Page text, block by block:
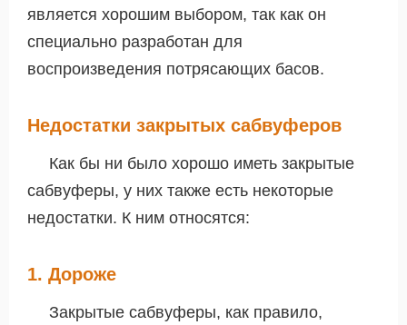
является хорошим выбором, так как он
специально разработан для
воспроизведения потрясающих басов.
Недостатки закрытых сабвуферов
Как бы ни было хорошо иметь закрытые
сабвуферы, у них также есть некоторые
недостатки. К ним относятся:
1. Дороже
Закрытые сабвуферы, как правило,